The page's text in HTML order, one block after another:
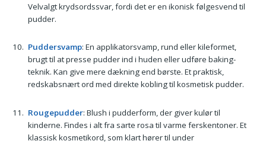
Velvalgt krydsordssvar, fordi det er en ikonisk følgesvend til
pudder.
Puddersvamp: En applikatorsvamp, rund eller kileformet,
brugt til at presse pudder ind i huden eller udføre baking-
teknik. Kan give mere dækning end børste. Et praktisk,
redskabsnært ord med direkte kobling til kosmetisk pudder.
Rougepudder: Blush i pudderform, der giver kulør til
kinderne. Findes i alt fra sarte rosa til varme ferskentoner. Et
klassisk kosmetikord, som klart hører til under